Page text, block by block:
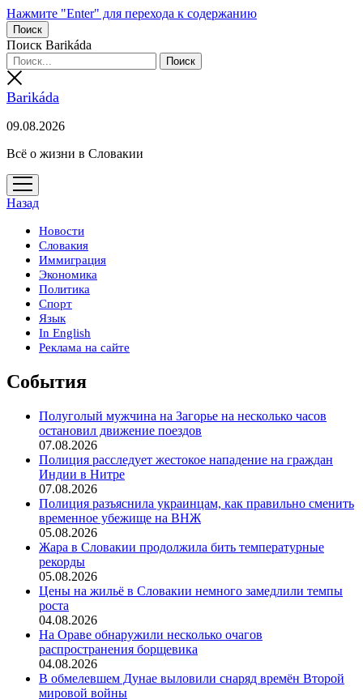
Нажмите "Enter" для перехода к содержанию
Поиск
Поиск Barikáda
Barikáda
09.08.2026
Всё о жизни в Словакии
открыть
меню
Назад
Новости
Словакия
Иммиграция
Экономика
Политика
Спорт
Язык
In English
Реклама на сайте
События
Полуголый мужчина на Загорье на несколько часов
остановил движение поездов
07.08.2026
Полиция расследует жестокое нападение на граждан
Индии в Нитре
07.08.2026
Полиция разъяснила украинцам, как правильно сменить
временное убежище на ВНЖ
05.08.2026
Жара в Словакии продолжила бить температурные
рекорды
05.08.2026
Цены на жильё в Словакии немного замедлили темпы
роста
04.08.2026
На Ораве обнаружили несколько очагов
распространения борщевика
04.08.2026
В обмелевшем Дунае выловили снаряд времён Второй
мировой войны